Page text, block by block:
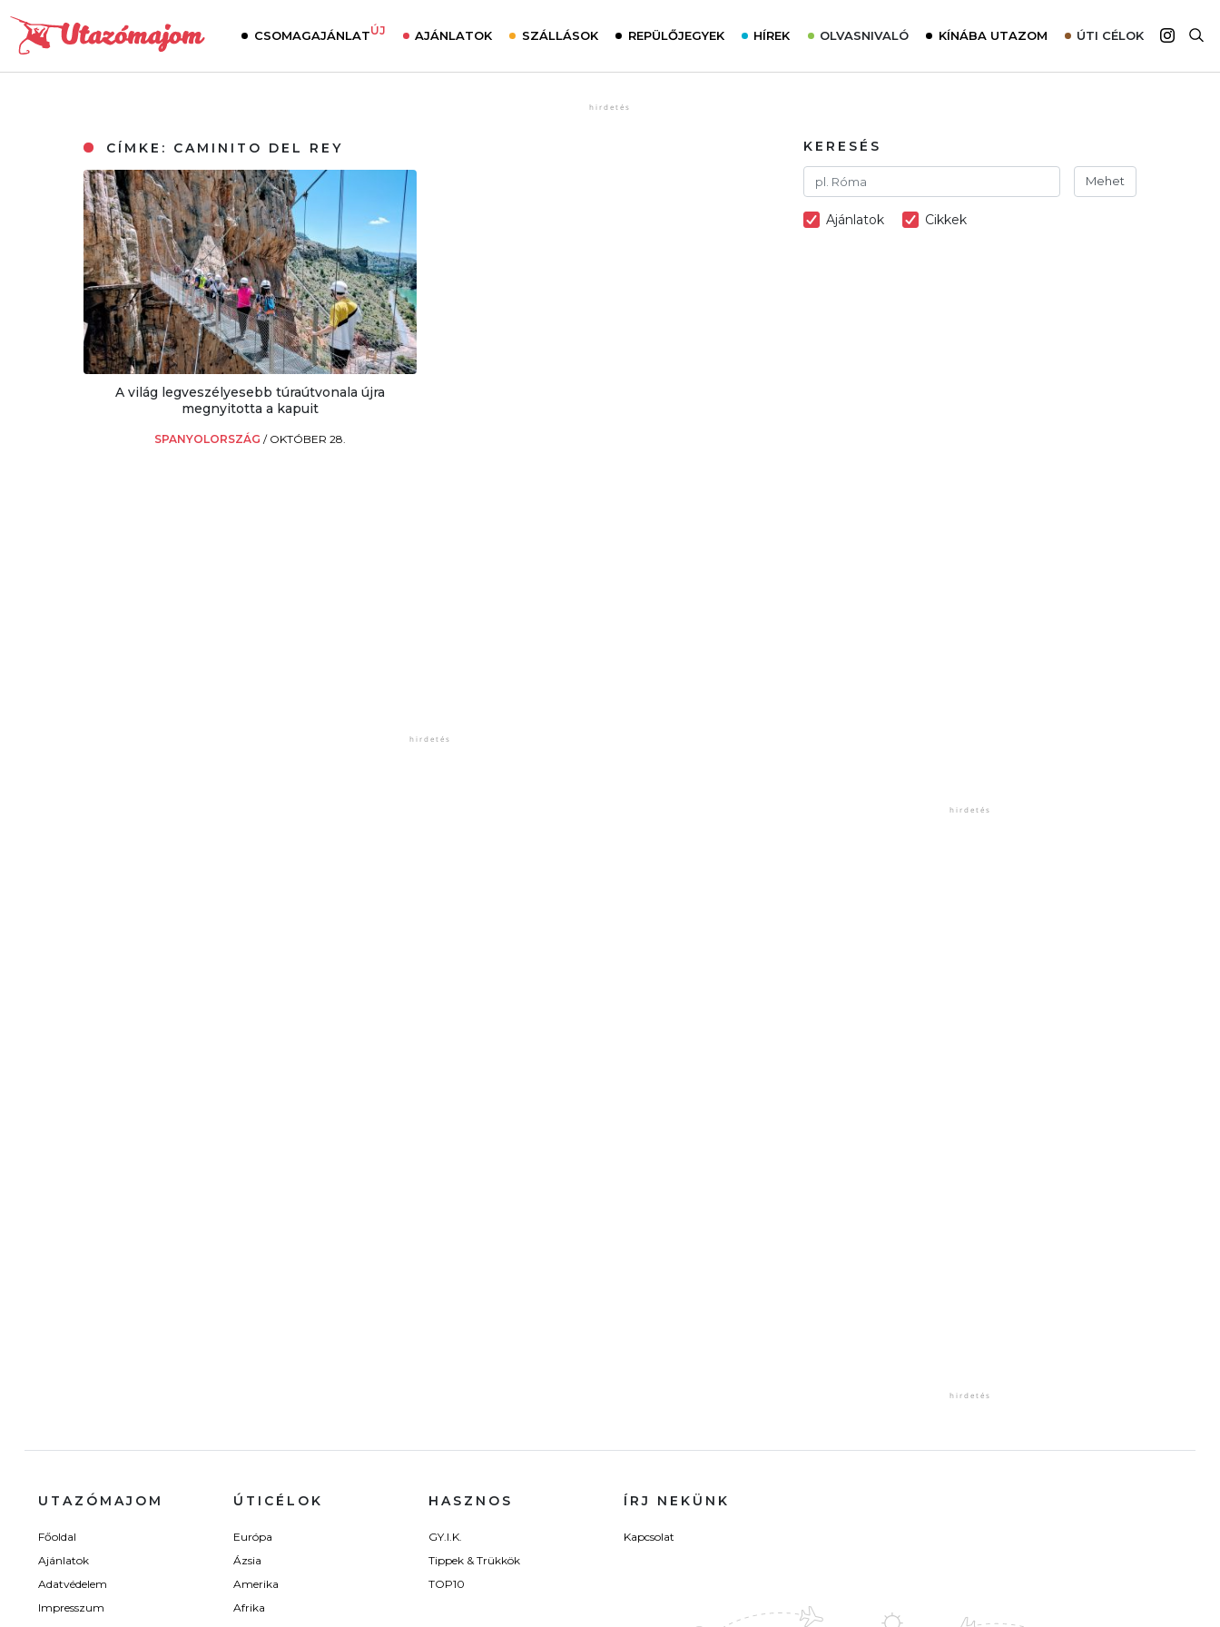
CSOMAGAJÁNLATÚJ AJÁNLATOK SZÁLLÁSOK REPÜLŐJEGYEK HÍREK OLVASNIVALÓ
Interjú
Élménybeszámolók
KÍNÁBA UTAZOM ÚTI CÉLOK
Ausztrália
CÍMKE: CAMINITO DEL REY
A világ legveszélyesebb túraútvonala újra
megnyitotta a kapuit
SPANYOLORSZÁG / OKTÓBER 28.
KERESÉS
Mehet
Ajánlatok Cikkek
UTAZÓMAJOM
Főoldal
Ajánlatok
Adatvédelem
Impresszum
ÚTICÉLOK
Európa
Ázsia
Amerika
Afrika
HASZNOS
GY.I.K.
Tippek & Trükkök
TOP10
ÍRJ NEKÜNK
Kapcsolat